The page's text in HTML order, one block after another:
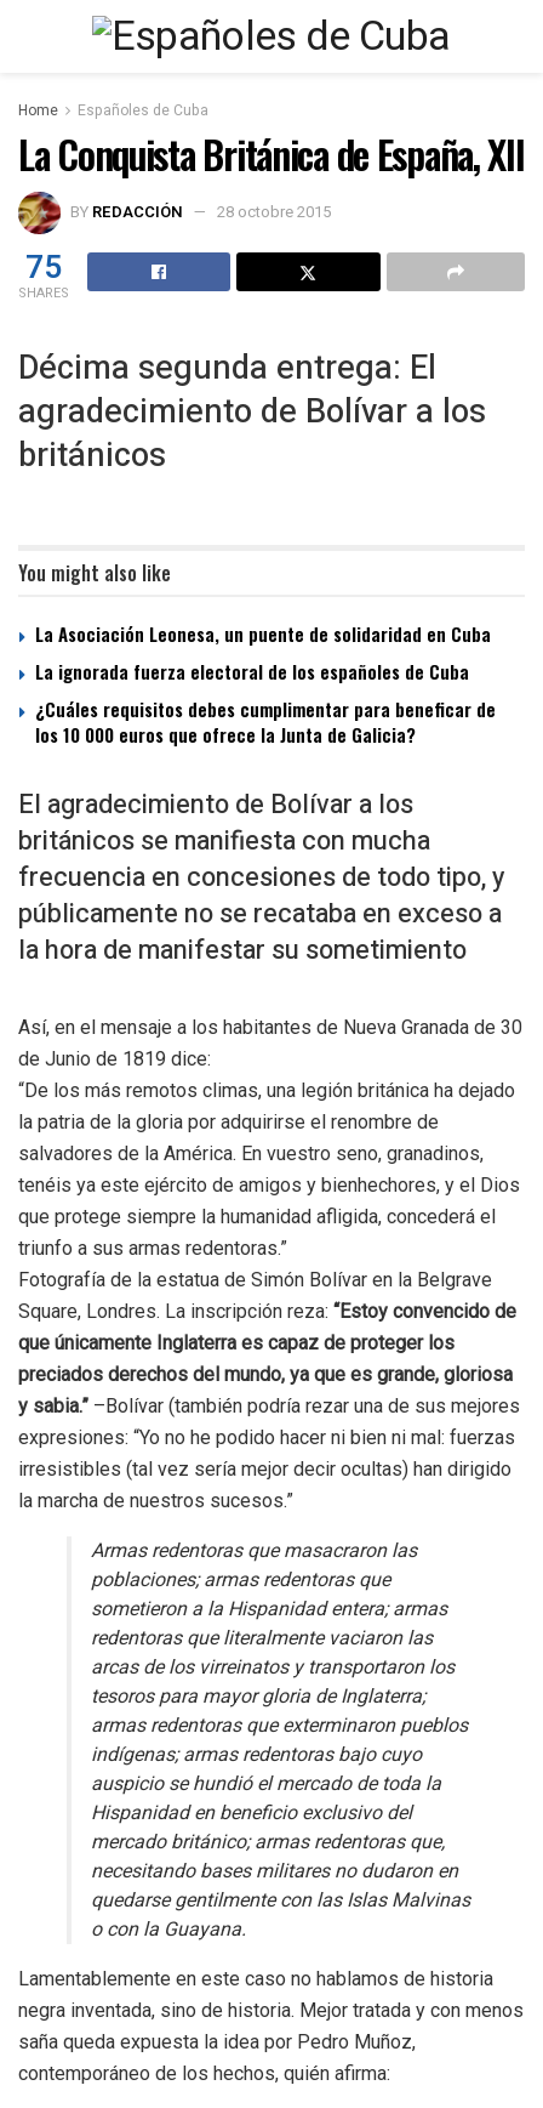
Home Españoles de Cuba
La Conquista Británica de España, XII
BY REDACCIÓN 28 octobre 2015
75
SHARES
Décima segunda entrega: El
agradecimiento de Bolívar a los
británicos
You might also like
La Asociación Leonesa, un puente de solidaridad en Cuba
La ignorada fuerza electoral de los españoles de Cuba
¿Cuáles requisitos debes cumplimentar para beneficar de
los 10 000 euros que ofrece la Junta de Galicia?
El agradecimiento de Bolívar a los
británicos se manifiesta con mucha
frecuencia en concesiones de todo tipo, y
públicamente no se recataba en exceso a
la hora de manifestar su sometimiento
Así, en el mensaje a los habitantes de Nueva Granada de 30
de Junio de 1819 dice:
“De los más remotos climas, una legión británica ha dejado
la patria de la gloria por adquirirse el renombre de
salvadores de la América. En vuestro seno, granadinos,
tenéis ya este ejército de amigos y bienhechores, y el Dios
que protege siempre la humanidad afligida, concederá el
triunfo a sus armas redentoras.”
Fotografía de la estatua de Simón Bolívar en la Belgrave
Square, Londres. La inscripción reza: “Estoy convencido de
que únicamente Inglaterra es capaz de proteger los
preciados derechos del mundo, ya que es grande, gloriosa
y sabia.” –Bolívar (también podría rezar una de sus mejores
expresiones: “Yo no he podido hacer ni bien ni mal: fuerzas
irresistibles (tal vez sería mejor decir ocultas) han dirigido
la marcha de nuestros sucesos.”
Armas redentoras que masacraron las
poblaciones; armas redentoras que
sometieron a la Hispanidad entera; armas
redentoras que literalmente vaciaron las
arcas de los virreinatos y transportaron los
tesoros para mayor gloria de Inglaterra;
armas redentoras que exterminaron pueblos
indígenas; armas redentoras bajo cuyo
auspicio se hundió el mercado de toda la
Hispanidad en beneficio exclusivo del
mercado británico; armas redentoras que,
necesitando bases militares no dudaron en
quedarse gentilmente con las Islas Malvinas
o con la Guayana.
Lamentablemente en este caso no hablamos de historia
negra inventada, sino de historia. Mejor tratada y con menos
saña queda expuesta la idea por Pedro Muñoz,
contemporáneo de los hechos, quién afirma: